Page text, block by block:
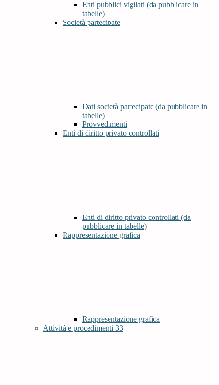
Enti pubblici vigilati (da pubblicare in
tabelle)
Società partecipate
Dati società partecipate (da pubblicare in
tabelle)
Provvedimenti
Enti di diritto privato controllati
Enti di diritto privato controllati (da
pubblicare in tabelle)
Rappresentazione grafica
Rappresentazione grafica
Attività e procedimenti 33